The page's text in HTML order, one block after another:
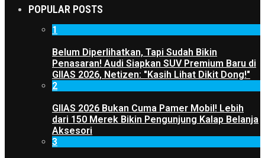
POPULAR POSTS
1
Belum Diperlihatkan, Tapi Sudah Bikin
Penasaran! Audi Siapkan SUV Premium Baru di
GIIAS 2026, Netizen: "Kasih Lihat Dikit Dong!"
2
GIIAS 2026 Bukan Cuma Pamer Mobil! Lebih
dari 150 Merek Bikin Pengunjung Kalap Belanja
Aksesori
3